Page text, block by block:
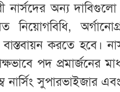
নার্সদের অন্য দাবিগুলো
নিয়োগবিধি,
করতে হবে।
পদ প্রমার্জনের
নার্সিং সুপারভাইজার